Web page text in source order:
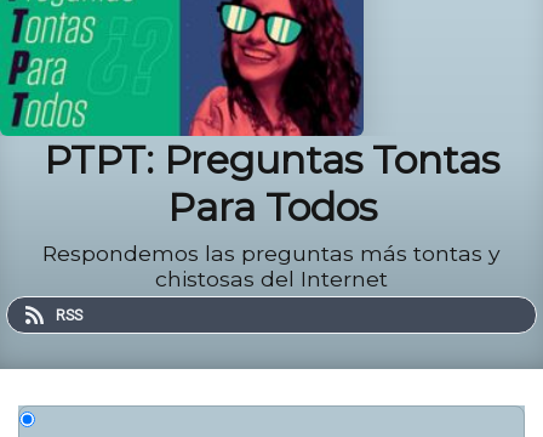
PTPT: Preguntas Tontas
Para Todos
Respondemos las preguntas más tontas y
chistosas del Internet
RSS